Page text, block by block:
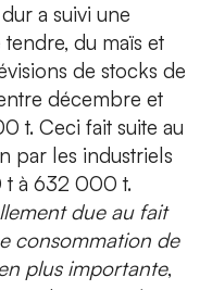
a suivi une
du maïs et
de stocks de
décembre et
t. Ceci fait suite au
par les industriels
t à 632 000 t.
due au fait
consommation de
plus importante,